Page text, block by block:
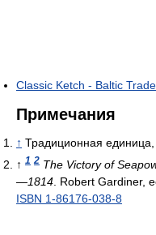
Classic Ketch - Baltic
Примечания
↑ Традиционная
↑ 1 2 The Victory of
—1814 . Robert Gardiner,
ISBN 1-86176-038-8